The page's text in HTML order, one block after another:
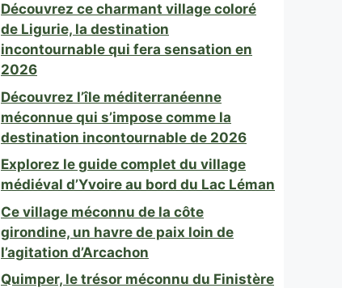
Découvrez ce charmant village coloré
de Ligurie, la destination
incontournable qui fera sensation en
2026
Découvrez l’île méditerranéenne
méconnue qui s’impose comme la
destination incontournable de 2026
Explorez le guide complet du village
médiéval d’Yvoire au bord du Lac Léman
Ce village méconnu de la côte
girondine, un havre de paix loin de
l’agitation d’Arcachon
Quimper, le trésor méconnu du Finistère